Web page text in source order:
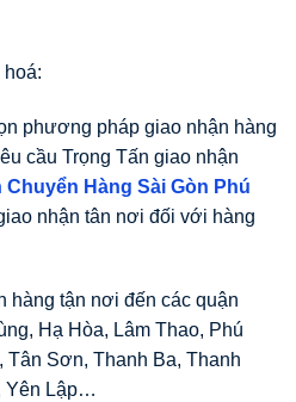
phương pháp giao nhận hàng
cầu Trọng Tấn giao nhận
Chuyển Hàng Sài Gòn Phú
nhận tân nơi đối với hàng
hàng tận nơi đến các quận
Hạ Hòa, Lâm Thao, Phú
Tân Sơn, Thanh Ba, Thanh
Yên Lập…